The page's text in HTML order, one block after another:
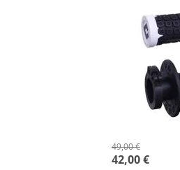
49,00 €
42,00 €